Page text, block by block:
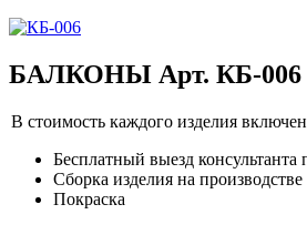
БАЛКОНЫ Арт. КБ-006
В стоимость каждого изделия
Бесплатный выезд консультанта
Сборка изделия на производстве
Покраска